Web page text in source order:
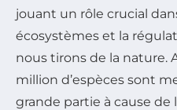
jouant un rôle crucial
écosystèmes et la
nous tirons de la nature.
million d’espèces sont
grande partie à cause de